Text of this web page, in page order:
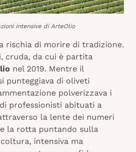
intensive di ArteOlio
rischia di morire di tradizione.
cruda, da cui è partita
nel 2019. Mentre il
punteggiava di oliveti
polverizzava i
professionisti abituati a
la lente dei numeri
la rotta puntando sulla
intensiva ma